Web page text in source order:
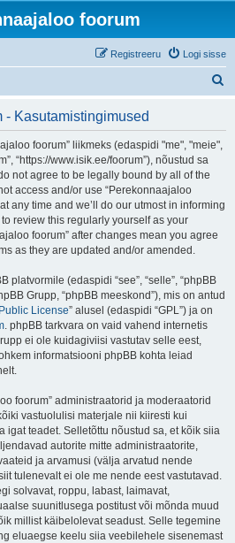
foorum
Logi sisse
Registreeru
- Kasutamistingimused
foorum” liikmeks (edaspidi "me", "meie",
“https://www.isik.ee/foorum”), nõustud sa
not agree to be legally bound by all of the
access and/or use “Perekonnaajaloo
any time and we’ll do our utmost in informing
review this regularly yourself as your
foorum” after changes mean you agree
as they are updated and/or amended.
platvormile (edaspidi “see”, “selle”, “phpBB
Grupp, “phpBB meeskond”), mis on antud
License” alusel (edaspidi “GPL”) ja on
. phpBB tarkvara on vaid vahend internetis
ei ole kuidagiviisi vastutav selle eest,
informatsiooni phpBB kohta leiad
foorum” administraatorid ja moderaatorid
vastuolulisi materjale nii kiiresti kui
igat teadet. Selletõttu nõustud sa, et kõik siia
autorite mitte administraatorite,
ja arvamusi (välja arvatud nende
tulenevalt ei ole me nende eest vastutavad.
solvavat, roppu, labast, laimavat,
suunitlusega postitust või mõnda muud
millist käibelolevat seadust. Selle tegemine
eluaegse keelu siia veebilehele sisenemast